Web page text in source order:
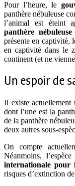
Pour l’heure, le
panthère nébuleuse
l’animal est éteint
panthère
présente en captivité,
en captivité dans le
continent (et ne
Un espoir de
Il existe actuellement
dont l’une est la
de la panthère
deux autres sous-
On compte
Néanmoins,
internationale pour
risques d’extinction